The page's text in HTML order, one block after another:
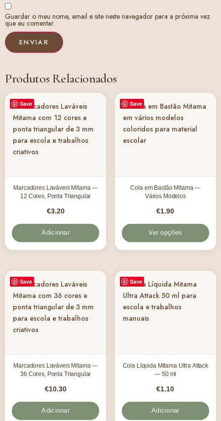
Guardar o meu nome, email e site neste navegador para a próxima vez
que eu comentar.
Produtos Relacionados
Save
Marcadores Laváveis Mitama —
12 Cores, Ponta Triangular
€3.20
Adicionar
Save
Cola em Bastão Mitama —
Vários Modelos
€1.90
Ver opções
Save
Marcadores Laváveis Mitama —
36 Cores, Ponta Triangular
€10.30
Adicionar
Save
Cola Líquida Mitama Ultra Attack
— 50 ml
€1.10
Adicionar